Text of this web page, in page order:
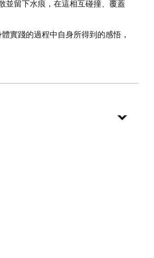
並留下水痕，在這相互碰撞、覆蓋
實踐的過程中自身所得到的感悟，